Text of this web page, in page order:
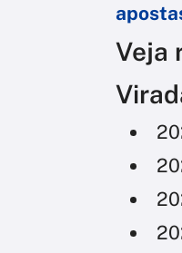
Veja